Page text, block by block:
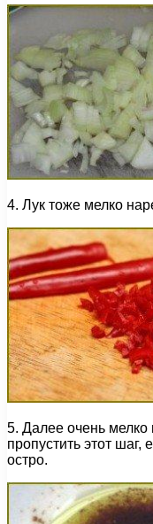
4. Лук тоже мелко
5. Далее очень
пропустить этот шаг,
остро.